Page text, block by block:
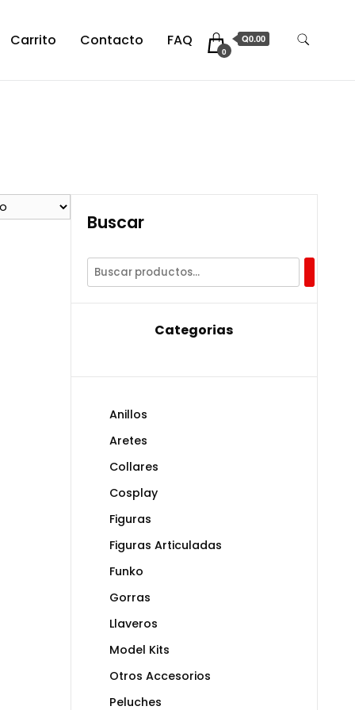
Carrito Contacto FAQ
0
Q0.00
Buscar
Categorias
Anillos
Aretes
Collares
Cosplay
Figuras
Figuras Articuladas
Funko
Gorras
Llaveros
Model Kits
Otros Accesorios
Peluches